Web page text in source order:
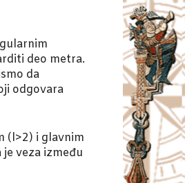
deo metra.
da
odgovara
(l>2) i glavnim
veza između